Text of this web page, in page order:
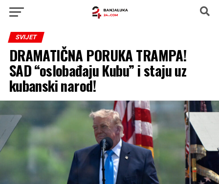
SVIJET
DRAMATIČNA PORUKA TRAMPA!
SAD “oslobađaju Kubu” i staju uz
kubanski narod!